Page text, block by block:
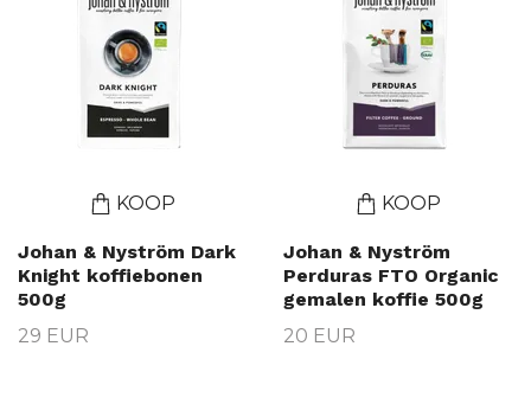
KOOP
Johan & Nyström Dark
Knight koffiebonen
500g
29 EUR
KOOP
Johan & Nyström
Perduras FTO Organic
gemalen koffie 500g
20 EUR